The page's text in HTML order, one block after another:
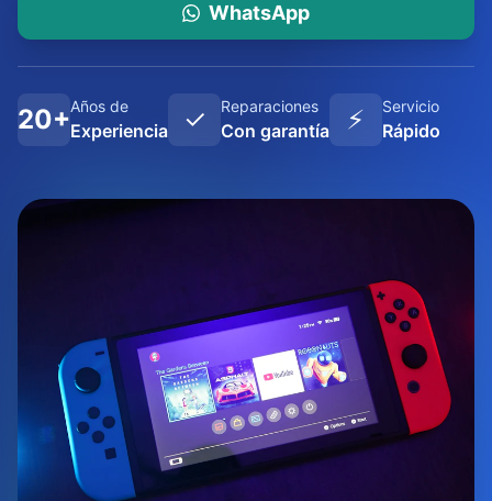
WhatsApp
20+Años de
Experiencia ✓ Reparaciones
Con garantía ⚡ Servicio
Rápido